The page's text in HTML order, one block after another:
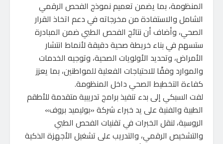
المنظومة، بما يضمن تعميم نموذج الفحص الرقمي
الشامل والاستفادة من مخرجاته في دعم اتخاذ القرار
الصحي، وأضاف أن نتائج الفحص الطبي ضمن المبادرة
ستسهم في بناء خريطة صحية دقيقة لأنماط انتشار
الأمراض، وتحديد الأولويات الصحية، وتوجيه الخدمات
والموارد وفقًا للاحتياجات الفعلية للمواطنين، بما يعزز
كفاءة التخطيط الصحي داخل المنظومة.
لفت السبكي إلى بدء تنفيذ برامج تدريبية متقدمة للأطقم
الطبية والفنية على يد خبراء شركة «بوليميد بروف»
الروسية، لنقل الخبرات في تقنيات الفحص الطبي
والتشخيص الرقمي، والتدريب على تشغيل الأجهزة الذكية